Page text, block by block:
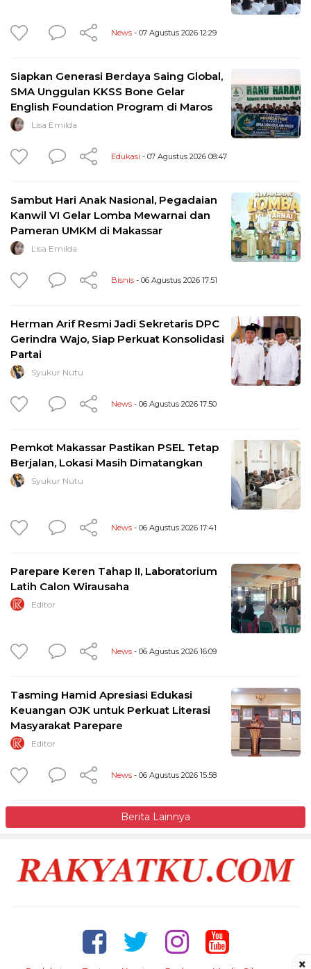
News - 07 Agustus 2026 12:29
Siapkan Generasi Berdaya Saing Global,
SMA Unggulan KKSS Bone Gelar
English Foundation Program di Maros
Lisa Emilda
Edukasi - 07 Agustus 2026 08:47
Sambut Hari Anak Nasional, Pegadaian
Kanwil VI Gelar Lomba Mewarnai dan
Pameran UMKM di Makassar
Lisa Emilda
Bisnis - 06 Agustus 2026 17:51
Herman Arif Resmi Jadi Sekretaris DPC
Gerindra Wajo, Siap Perkuat Konsolidasi
Partai
Syukur Nutu
News - 06 Agustus 2026 17:50
Pemkot Makassar Pastikan PSEL Tetap
Berjalan, Lokasi Masih Dimatangkan
Syukur Nutu
News - 06 Agustus 2026 17:41
Parepare Keren Tahap II, Laboratorium
Latih Calon Wirausaha
Editor
News - 06 Agustus 2026 16:09
Tasming Hamid Apresiasi Edukasi
Keuangan OJK untuk Perkuat Literasi
Masyarakat Parepare
Editor
News - 06 Agustus 2026 15:58
Berita Lainnya
×